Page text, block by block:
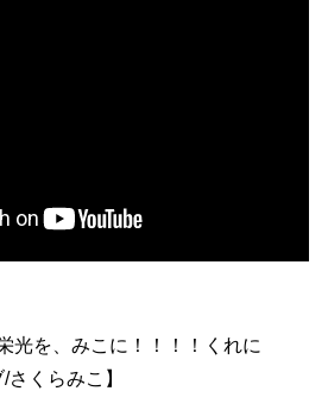
光を、みこに！！！！くれに
くらみこ】